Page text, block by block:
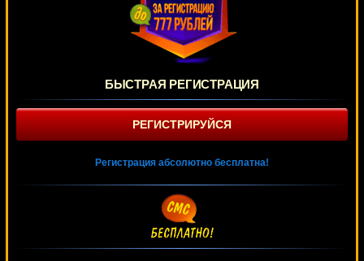
БЫСТРАЯ РЕГИСТРАЦИЯ
РЕГИСТРИРУЙСЯ
Регистрация абсолютно бесплатна!